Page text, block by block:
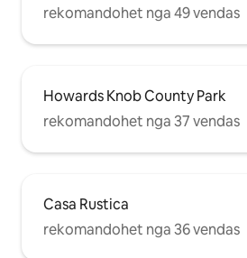
rekomandohet nga 49 vendas
Howards Knob County Park
rekomandohet nga 37 vendas
Casa Rustica
rekomandohet nga 36 vendas